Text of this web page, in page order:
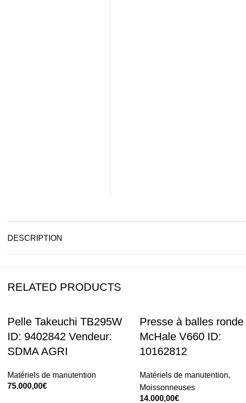
DESCRIPTION
RELATED PRODUCTS
Pelle Takeuchi TB295W
ID: 9402842 Vendeur:
SDMA AGRI
Matériels de manutention
75.000,00€
Presse à balles ronde
McHale V660 ID:
10162812
Matériels de manutention,
Moissonneuses
14.000,00€